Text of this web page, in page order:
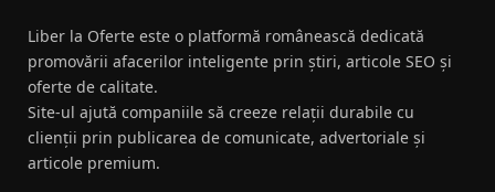
Liber la Oferte este o platformă românească dedicată
promovării afacerilor inteligente prin știri, articole SEO și
oferte de calitate.
Site-ul ajută companiile să creeze relații durabile cu
clienții prin publicarea de comunicate, advertoriale și
articole premium.